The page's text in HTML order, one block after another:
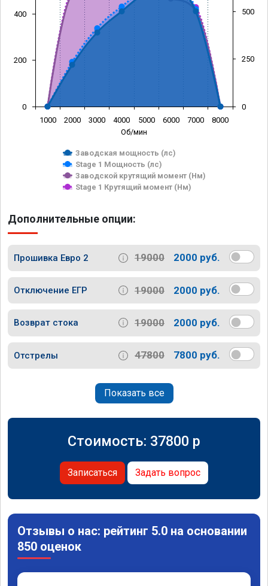
Об/мин
Заводская мощность (лс)
Stage 1 Мощность (лс)
Заводской крутящий момент (Нм)
Stage 1 Крутящий момент (Нм)
1000 2000 3000 4000 5000 6000 7000 8000
0
200
400
0
250
500
Дополнительные опции:
Прошивка Евро 2 19000 2000 руб.
Отключение ЕГР 19000 2000 руб.
Возврат стока 19000 2000 руб.
Отстрелы 47800 7800 руб.
Показать все
Стоимость: 37800 p
Записаться Задать вопрос
Отзывы о нас: рейтинг 5.0 на основании
850 оценок